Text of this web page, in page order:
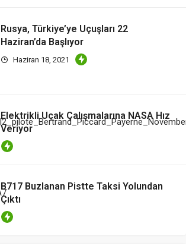
Rusya, Türkiye’ye Uçuşları 22
Haziran’da Başlıyor
Haziran 18, 2021
Elektrikli Uçak Çalışmalarına NASA Hız
Veriyor
B717 Buzlanan Pistte Taksi Yolundan
Çıktı